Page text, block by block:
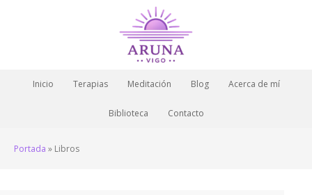
Inicio Terapias Meditación Blog Acerca de mí
Biblioteca Contacto
Portada » Libros